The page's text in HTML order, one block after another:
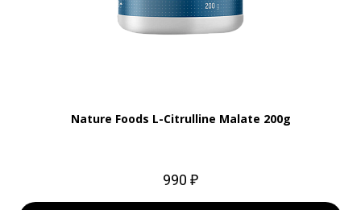
Nature Foods L-Citrulline Malate 200g
990 ₽